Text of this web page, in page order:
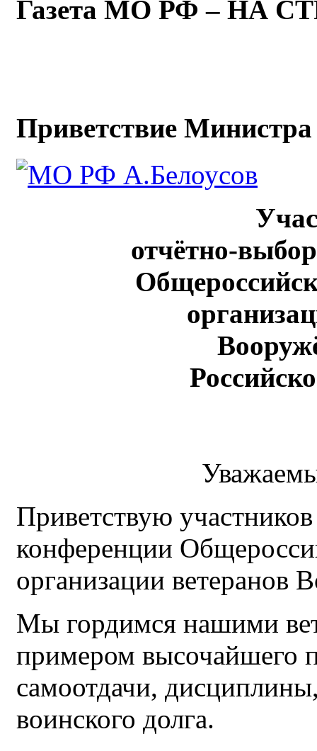
Газета МО РФ – НА
Приветствие
отчётно-
Приветствую
конференции
организации ветеранов
Мы гордимся нашими
примером высочайшего
самоотдачи,
воинского долга.